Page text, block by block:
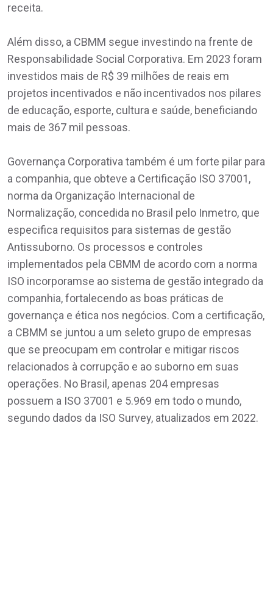
receita.
Além disso, a CBMM segue investindo na frente de
Responsabilidade Social Corporativa. Em 2023 foram
investidos mais de R$ 39 milhões de reais em
projetos incentivados e não incentivados nos pilares
de educação, esporte, cultura e saúde, beneficiando
mais de 367 mil pessoas.
Governança Corporativa também é um forte pilar para
a companhia, que obteve a Certificação ISO 37001,
norma da Organização Internacional de
Normalização, concedida no Brasil pelo Inmetro, que
especifica requisitos para sistemas de gestão
Antissuborno. Os processos e controles
implementados pela CBMM de acordo com a norma
ISO incorporamse ao sistema de gestão integrado da
companhia, fortalecendo as boas práticas de
governança e ética nos negócios. Com a certificação,
a CBMM se juntou a um seleto grupo de empresas
que se preocupam em controlar e mitigar riscos
relacionados à corrupção e ao suborno em suas
operações. No Brasil, apenas 204 empresas
possuem a ISO 37001 e 5.969 em todo o mundo,
segundo dados da ISO Survey, atualizados em 2022.